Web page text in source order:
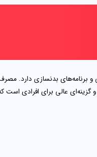
برنامه‌های بدنسازی دارد.
عالی برای افرادی است که